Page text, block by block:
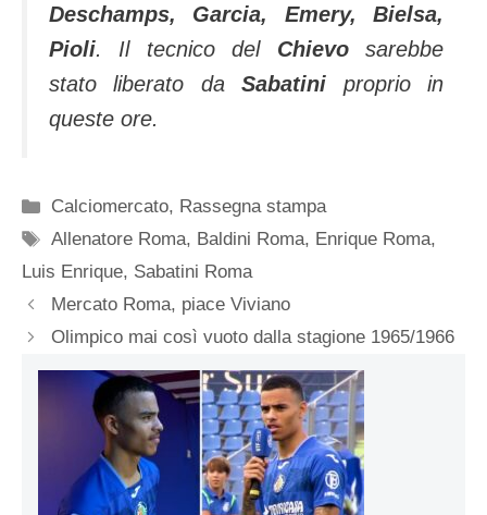
Deschamps, Garcia, Emery, Bielsa,
Pioli. Il tecnico del Chievosarebbe
stato liberato daSabatini proprio in
queste ore.
Categorie
Calciomercato, Rassegna stampa
Tag
Allenatore Roma, Baldini Roma, Enrique Roma,
Luis Enrique, Sabatini Roma
Mercato Roma, piace Viviano
Olimpico mai così vuoto dalla stagione 1965/1966